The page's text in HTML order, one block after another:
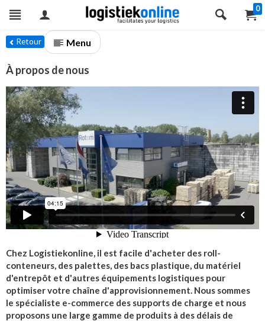
0
Retour Menu
À propos de nous
Chez Logistiekonline, il est facile d'acheter des roll-
conteneurs, des palettes, des bacs plastique, du matériel
d'entrepôt et d'autres équipements logistiques pour
optimiser votre chaîne d'approvisionnement. Nous sommes
le spécialiste e-commerce des supports de charge et nous
proposons une large gamme de produits à des délais de